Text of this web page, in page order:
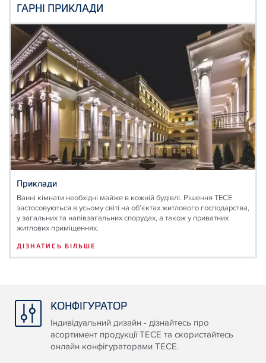
ГАРНІ ПРИКЛАДИ
Приклади
Ванні кімнати необхідні майже в кожній будівлі. Рішення ТЕСЕ
застосовуються в усьому світі на об’єктах житлового господарства,
у загальних та напівзагальних спорудах, а також у приватних
житлових приміщеннях.
ДІЗНАТИСЬ БІЛЬШЕ
КОНФІГУРАТОР
Індивідуальний дизайн - дізнайтесь про
асортимент продукції ТЕСЕ та скористайтесь
онлайн конфігураторами ТЕСЕ.